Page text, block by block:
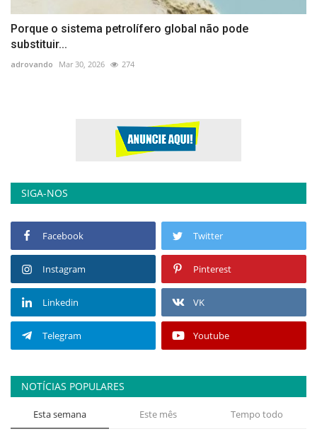
Porque o sistema petrolífero global não pode
substituir...
adrovando Mar 30, 2026 274
SIGA-NOS
Facebook Twitter
Instagram Pinterest
Linkedin VK
Telegram Youtube
NOTÍCIAS POPULARES
Esta semana Este mês Tempo todo